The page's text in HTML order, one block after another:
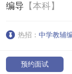
编导 【本科】
热招： 中学教辅
预约面试